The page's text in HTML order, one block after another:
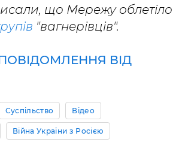
що Мережу облетіло
"вагнерівців".
ВІД
Суспільство Відео
Війна України з Росією